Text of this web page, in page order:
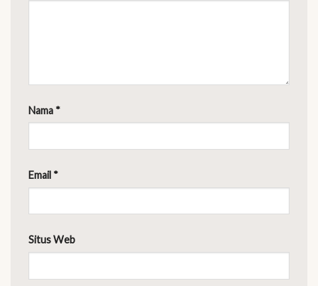
Nama *
Email *
Situs Web